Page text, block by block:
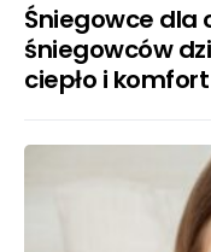
Śniegowce dla
śniegowców
ciepło i